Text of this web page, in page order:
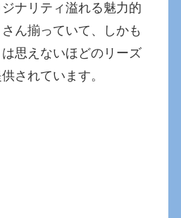
ナリティ溢れる魅力的
ん揃っていて、しかも
思えないほどのリーズ
されています。